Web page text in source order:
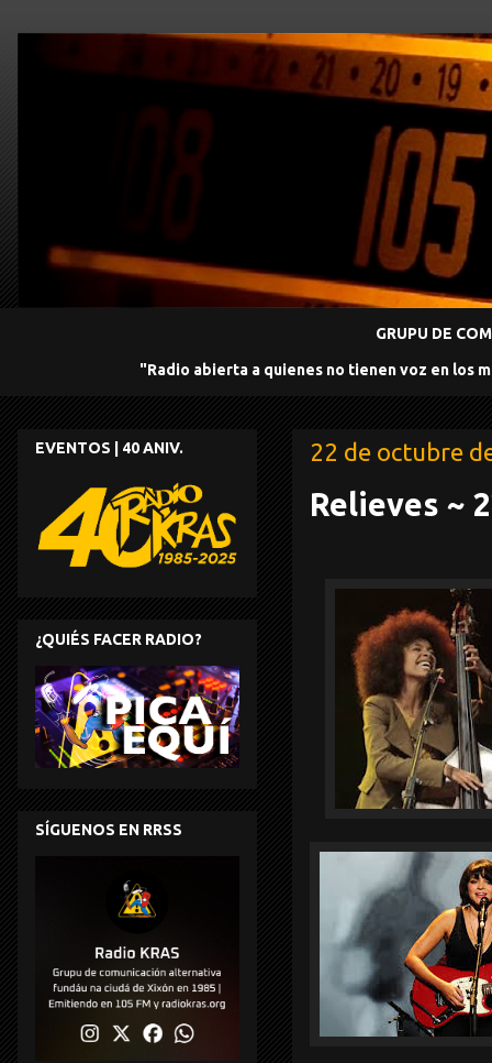
GRUPU DE
"Radio abierta a quienes no tienen voz en los
22 de octubre
Relieves ~
EVENTOS | 40 ANIV.
¿QUIÉS FACER RADIO?
SÍGUENOS EN RRSS